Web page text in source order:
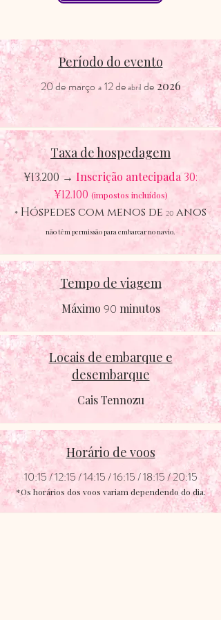
Período do evento
20 de março a 12 deabril de 2026
Taxa de hospedagem
¥13.200 → Inscrição antecipada30:
¥12.100 (impostos incluídos)
* Hóspedes com menos de 20 anos
não têm permissão para embarcar no navio.
Tempo de viagem
Máximo 90 minutos
Locais de embarque e
desembarque
Cais Tennozu
Horário de voos
10:15 / 12:15 / 14:15 / 16:15 / 18:15 / 20:15
*Os horários dos voos variam dependendo do dia.